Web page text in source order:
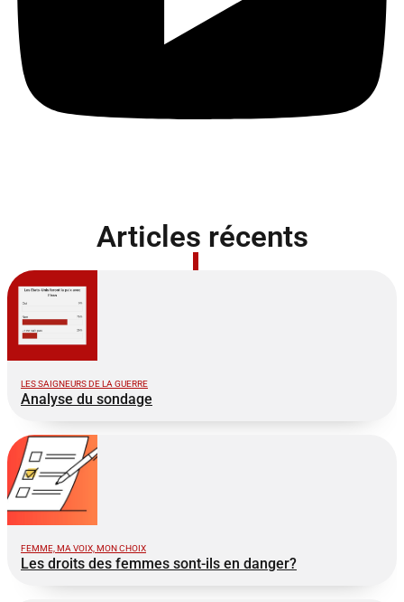
Articles récents
LES SAIGNEURS DE LA GUERRE
Analyse du sondage
FEMME, MA VOIX, MON CHOIX
Les droits des femmes sont-ils en danger?